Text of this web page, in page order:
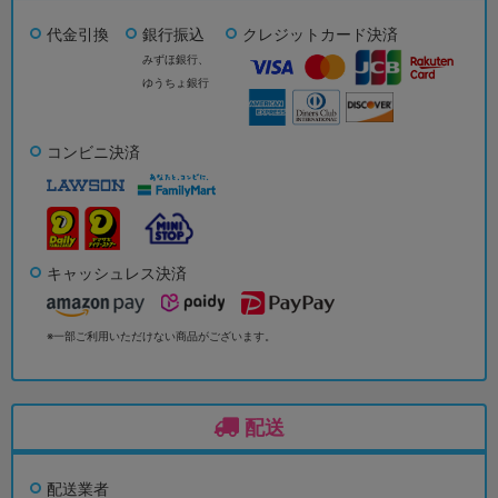
代金引換 銀行振込
みずほ銀行、
ゆうちょ銀行
クレジットカード決済
コンビニ決済
キャッシュレス決済
※一部ご利用いただけない商品がございます。
配送
配送業者